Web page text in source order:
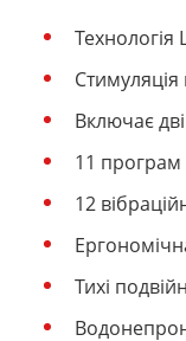
Технологія
Стимуляція
Включає
11 програм
12
Тихі